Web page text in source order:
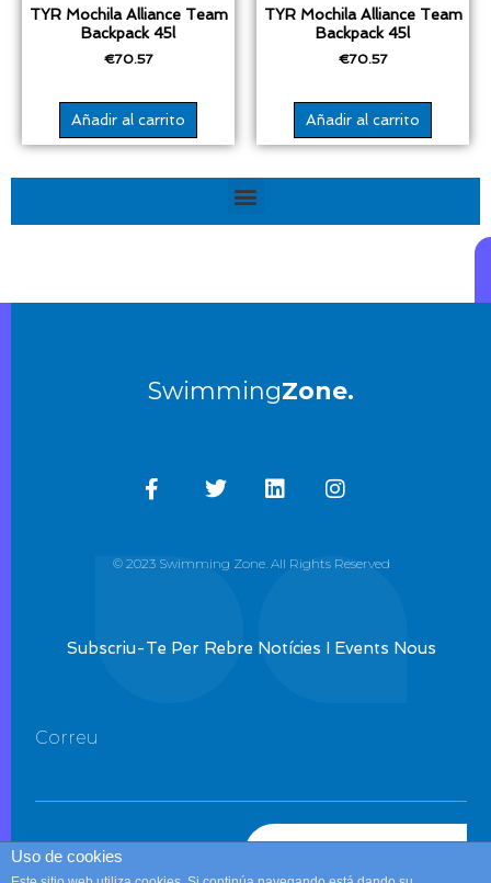
TYR Mochila Alliance Team
Backpack 45l
€70.57
Añadir al carrito
TYR Mochila Alliance Team
Backpack 45l
€70.57
Añadir al carrito
Menú
SwimmingZone.
© 2023 Swimming Zone. All Rights Reserved
Subscriu-Te Per Rebre Notícies I Events Nous
Correu
Uso de cookies